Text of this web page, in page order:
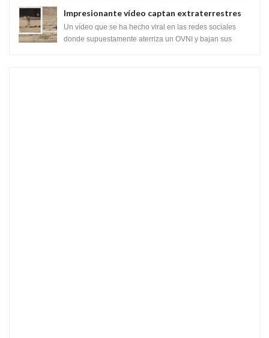
Impresionante vídeo captan extraterrestres
bajando de un OVNI en Arabia Saudita
Un vídeo que se ha hecho viral en las redes sociales
donde supuestamente aterriza un OVNI y bajan sus